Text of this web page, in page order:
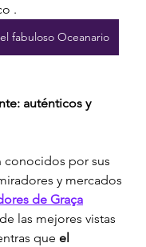
.
fabuloso Oceanario
auténticos y
conocidos por sus
y mercados
de Graça
las mejores vistas
que el